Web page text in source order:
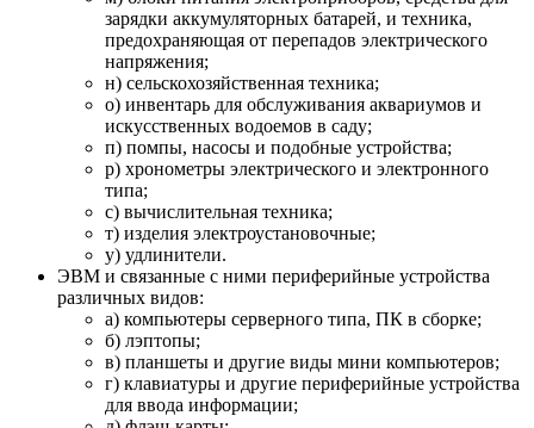
зарядки аккумуляторных батарей, и техника,
предохраняющая от перепадов электрического
напряжения;
н) сельскохозяйственная техника;
о) инвентарь для обслуживания аквариумов и
искусственных водоемов в саду;
п) помпы, насосы и подобные устройства;
р) хронометры электрического и электронного
типа;
с) вычислительная техника;
т) изделия электроустановочные;
у) удлинители.
ЭВМ и связанные с ними периферийные устройства
различных видов:
а) компьютеры серверного типа, ПК в сборке;
б) лэптопы;
в) планшеты и другие виды мини компьютеров;
г) клавиатуры и другие периферийные устройства
для ввода информации;